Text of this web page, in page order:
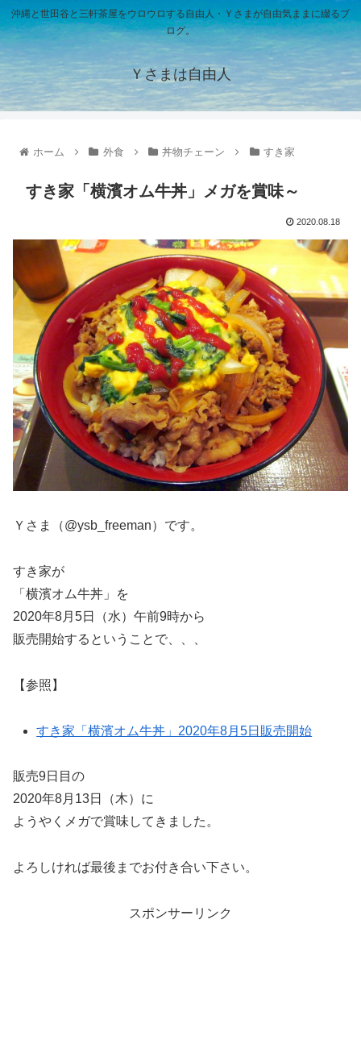
沖縄と世田谷と三軒茶屋をウロウロする自由人・Ｙさまが自由気ままに綴るブ
ログ。
Ｙさまは自由人
ホーム 外食 丼物チェーン すき家
すき家「横濱オム牛丼」メガを賞味～
2020.08.18
Ｙさま（@ysb_freeman）です。
すき家が
「横濱オム牛丼」を
2020年8月5日（水）午前9時から
販売開始するということで、、、
【参照】
すき家「横濱オム牛丼」2020年8月5日販売開始
販売9日目の
2020年8月13日（木）に
ようやくメガで賞味してきました。
よろしければ最後までお付き合い下さい。
スポンサーリンク